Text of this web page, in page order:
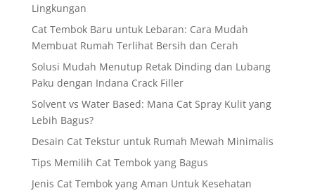
Lingkungan
Cat Tembok Baru untuk Lebaran: Cara Mudah
Membuat Rumah Terlihat Bersih dan Cerah
Solusi Mudah Menutup Retak Dinding dan Lubang
Paku dengan Indana Crack Filler
Solvent vs Water Based: Mana Cat Spray Kulit yang
Lebih Bagus?
Desain Cat Tekstur untuk Rumah Mewah Minimalis
Tips Memilih Cat Tembok yang Bagus
Jenis Cat Tembok yang Aman Untuk Kesehatan